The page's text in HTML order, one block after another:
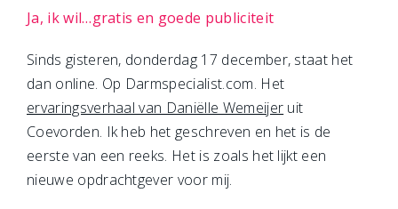
Ja, ik wil…gratis en goede publiciteit
Sinds gisteren, donderdag 17 december, staat het
dan online. Op Darmspecialist.com. Het
ervaringsverhaal van Daniëlle Wemeijer uit
Coevorden. Ik heb het geschreven en het is de
eerste van een reeks. Het is zoals het lijkt een
nieuwe opdrachtgever voor mij.